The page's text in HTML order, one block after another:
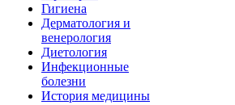
Гигиена
Дерматология и
венерология
Диетология
Инфекционные
болезни
История медицины